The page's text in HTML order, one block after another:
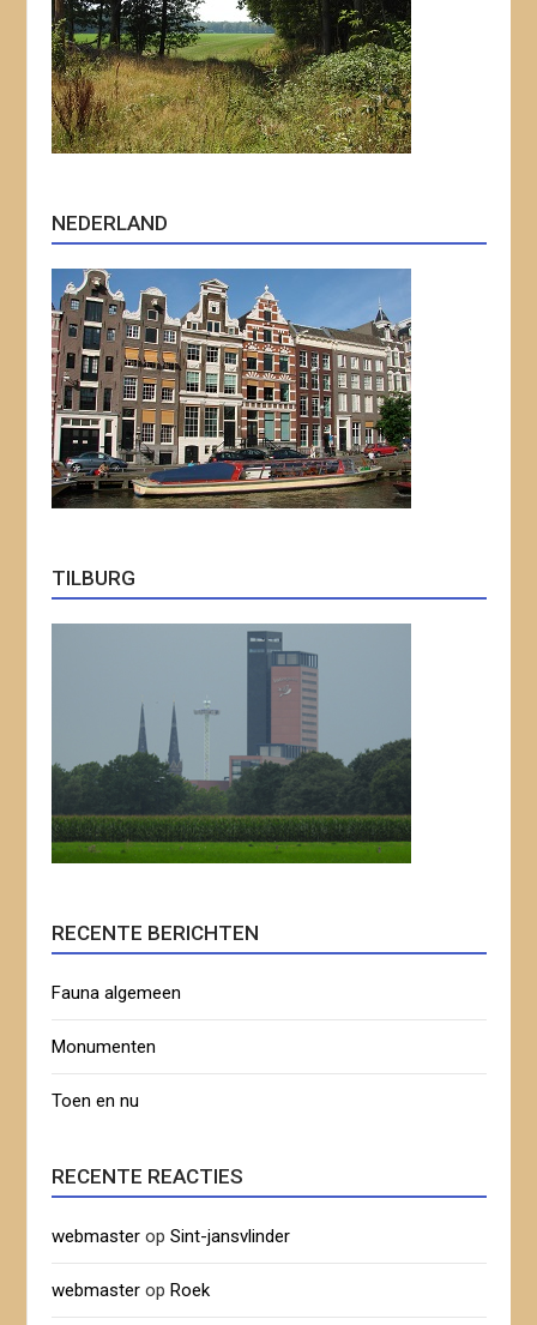
NEDERLAND
TILBURG
RECENTE BERICHTEN
Fauna algemeen
Monumenten
Toen en nu
RECENTE REACTIES
webmaster opSint-jansvlinder
webmaster opRoek